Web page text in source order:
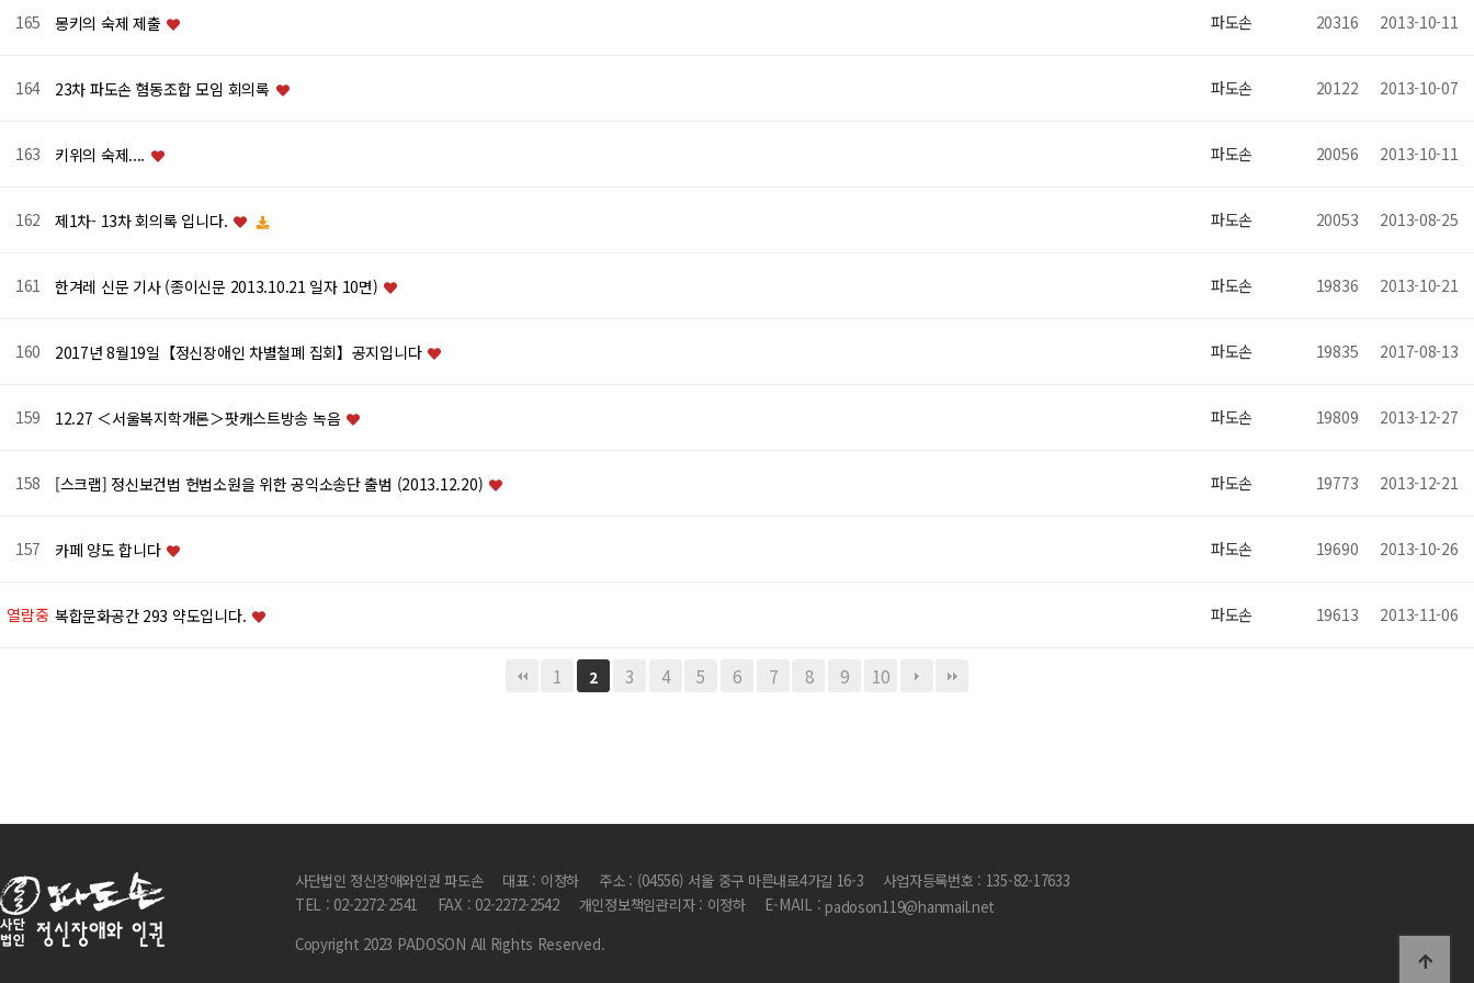
165 몽키의 숙제 제출 파도손 20316 2013-10-11
164 23차 파도손 혐동조합 모임 회의록 파도손 20122 2013-10-07
163 키위의 숙제.... 파도손 20056 2013-10-11
162 제1차- 13차 회의록 입니다. 파도손 20053 2013-08-25
161 한겨레 신문 기사 (종이신문 2013.10.21 일자 10면) 파도손 19836 2013-10-21
160 2017년 8월19일【정신장애인 차별철폐 집회】공지입니다 파도손 19835 2017-08-13
159 12.27 ＜서울복지학개론＞팟캐스트방송 녹음 파도손 19809 2013-12-27
158 [스크랩] 정신보건법 헌법소원을 위한 공익소송단 출범 (2013.12.20) 파도손 19773 2013-12-21
157 카페 양도 합니다 파도손 19690 2013-10-26
열람중 복합문화공간 293 약도입니다. 파도손 19613 2013-11-06
1 2 3 4 5 6 7 8 9 10
사단법인 정신장애와인권 파도손 대표 : 이정하 주소 : (04556) 서울 중구 마른내로4가길 16-3
사업자등록번호 : 135-82-17633
TEL : 02-2272-2541
FAX : 02-2272-2542 개인정보책임관리자 : 이정하 E-MAIL : padoson119@hanmail.net
Copyright 2023 PADOSON All Rights Reserved.